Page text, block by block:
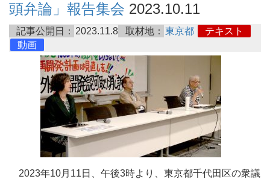
頭弁論」報告集会 2023.10.11
記事公開日： 2023.11.8 取材地： 東京都
テキスト
動画
2023年10月11日、午後3時より、東京都千代田区の衆議